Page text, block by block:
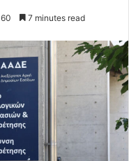
60 7 minutes read